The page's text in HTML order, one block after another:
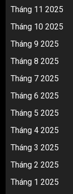
Tháng 11 2025
Tháng 10 2025
Tháng 9 2025
Tháng 8 2025
Tháng 7 2025
Tháng 6 2025
Tháng 5 2025
Tháng 4 2025
Tháng 3 2025
Tháng 2 2025
Tháng 1 2025